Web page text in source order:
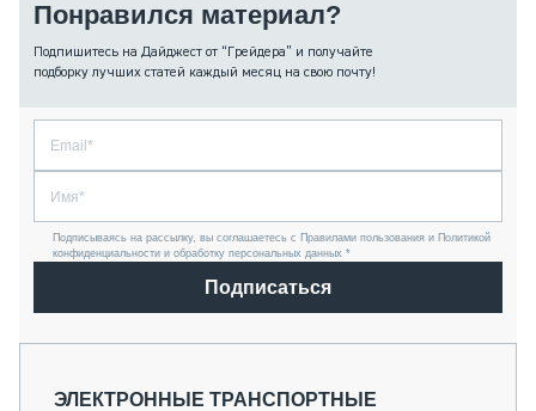
Понравился материал?
Подпишитесь на Дайджест от “Грейдера” и получайте
подборку лучших статей каждый месяц на свою почту!
Подписываясь на рассылку, вы соглашаетесь с Правилами пользования и Политикой
конфиденциальности и обработку персональных данных *
Подписаться
ЭЛЕКТРОННЫЕ ТРАНСПОРТНЫЕ